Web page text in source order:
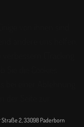
2, 33098 Paderborn
Sie die Cookies
bei einer Ablehnung